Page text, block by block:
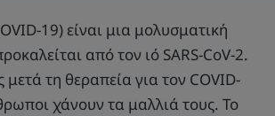
19) είναι μια μολυσματική
από τον ιό SARS-CoV-2.
μετά τη θεραπεία για τον COVID-
χάνουν τα μαλλιά τους. Το